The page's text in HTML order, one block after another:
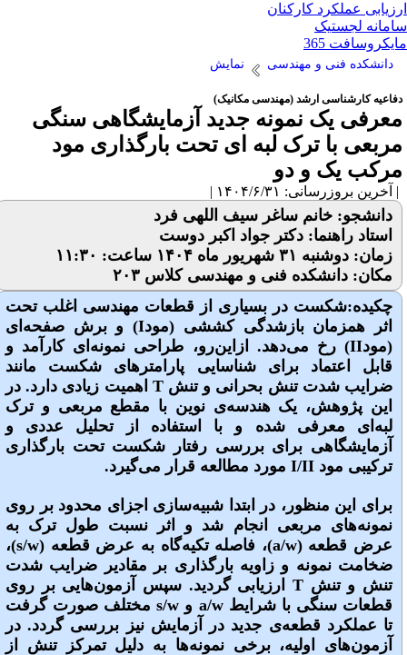
عملکرد کارکنان
لجستیک
365
دانشکده فنی و مهندسی نمایش
کارشناسی ارشد (مهندسی مکانیک)
یک نمونه جدید آزمایشگاهی سنگی
با ترک لبه ای تحت بارگذاری مود
یک و دو
بروزرسانی: ۱۴۰۴/۶/۳۱ |
دانشجو: خانم ساغر سیف اللهی فرد
استاد راهنما: دکتر جواد اکبر دوست
زمان: دوشنبه ۳۱ شهریور ماه ۱۴۰۴ ساعت: ۱۱:۳۰
مکان: دانشکده فنی و مهندسی کلاس ۲۰۳
چکیده:شکست در بسیاری از قطعات مهندسی اغلب تحت
اثر همزمان بازشدگی کششی (مودI) و برش صفحه‌ای
(مودII) رخ می‌دهد. ازاین‌رو، طراحی نمونه‌ای کارآمد و
قابل اعتماد برای شناسایی پارامترهای شکست مانند
ضرایب شدت تنش بحرانی و تنش T اهمیت زیادی دارد. در
این پژوهش، یک هندسه‌ی نوین با مقطع مربعی و ترک
لبه‌ای معرفی شده و با استفاده از تحلیل عددی و
آزمایشگاهی برای بررسی رفتار شکست تحت بارگذاری
ترکیبی مود I/II مورد مطالعه قرار می‌گیرد.
برای این منظور، در ابتدا شبیه‌سازی اجزای محدود بر روی
نمونه‌های مربعی انجام شد و اثر نسبت طول ترک به
عرض قطعه (a/w)، فاصله تکیه‌گاه به عرض قطعه (s/w)،
ضخامت نمونه و زاویه بارگذاری بر مقادیر ضرایب شدت
تنش و تنش T ارزیابی گردید. سپس آزمون‌هایی بر روی
قطعات سنگی با شرایط a/w و s/w مختلف صورت گرفت
تا عملکرد قطعه‌ی جدید در آزمایش نیز بررسی گردد. در
آزمون‌های اولیه، برخی نمونه‌ها به دلیل تمرکز تنش از